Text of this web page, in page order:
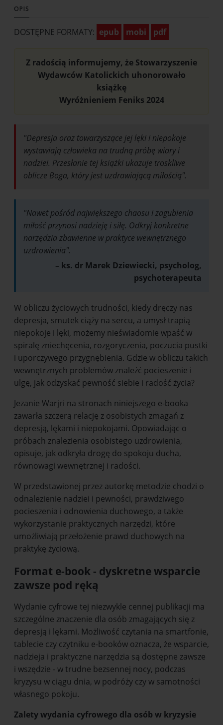
OPIS
DOSTĘPNE FORMATY: epub mobi pdf
Z radością informujemy, że Stowarzyszenie
Wydawców Katolickich uhonorowało
książkę
Wyróżnieniem Feniks 2024
"Depresja oraz towarzyszące jej lęki i niepokoje
wystawiają człowieka na trudną próbę wiary i
nadziei. Przesłanie tej książki ukazuje troskliwe
oblicze Boga, który jest uzdrawiającą miłością".
"Nawet pośród największego chaosu i zagubienia
miłość przynosi nadzieję i siłę. Odkryj konkretne
narzędzia zbawienne w praktyce wewnętrznego
uzdrowienia".
– ks. dr Marek Dziewiecki, psycholog,
psychoterapeuta
W obliczu życiowych trudności, kiedy dręczy nas
depresja, smutek ciąży na sercu, a umysł trapią
niepokoje i lęki, możemy nieświadomie wpaść w
spiralę zniechęcenia, rozgoryczenia, poczucia pustki
i uporczywego przygnębienia. Gdzie w obliczu takich
wewnętrznych problemów znaleźć pocieszenie i
ulgę, jak odzyskać pewność siebie i radość życia?
Jezanie Warjri na stronach niniejszego e-booka
zawarła szczerą relację z osobistych zmagań z
depresją, lękami i niepokojami. Opowiadając o
próbach znalezienia osobistego uzdrowienia,
opisuje, jak odkryła drogę do spokoju ducha,
równowagi wewnętrznej i radości.
W przedstawionej przez autorkę metodzie chodzi o
odnalezienie nadziei i pewności, prawdziwego
pocieszenia i odnowienia duchowego, a także
wykorzystanie praktycznych narzędzi, które
umożliwiają przełożenie prawd duchowych na
praktykę życiową.
Format e-book - dyskretne wsparcie
zawsze pod ręką
Wydanie cyfrowe tej niezwykle cennej publikacji ma
szczególne znaczenie dla osób zmagających się z
depresją i lękami. Możliwość czytania na smartfonie,
tablecie czy czytniku e-booków oznacza, że wsparcie,
nadzieja i praktyczne narzędzia są dostępne zawsze
i wszędzie - w trudne bezsennej nocy, podczas
kryzysu w ciągu dnia, w podróży czy w samotności
własnego pokoju.
Zalety wydania cyfrowego dla osób w kryzysie